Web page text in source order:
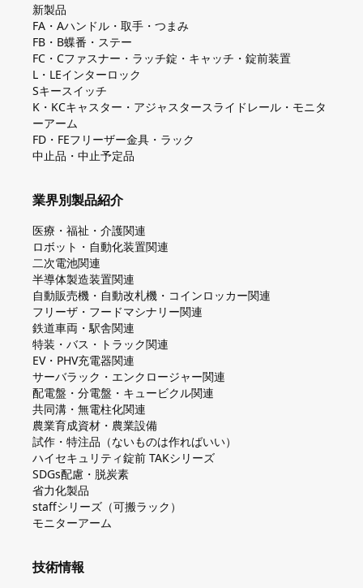
新製品
FA・Aハンドル・取手・つまみ
FB・B蝶番・ステー
FC・Cファスナー・ラッチ錠・キャッチ・錠前装置
L・LEインターロック
Sキースイッチ
K・KCキャスター・アジャスタースライドレール・モニタ
ーアーム
FD・FEフリーザー金具・ラック
中止品・中止予定品
業界別製品紹介
医療・福祉・介護関連
ロボット・自動化装置関連
二次電池関連
半導体製造装置関連
自動販売機・自動改札機・コインロッカー関連
フリーザ・フードマシナリー関連
鉄道車両・駅舎関連
特装・バス・トラック関連
EV・PHV充電器関連
サーバラック・エンクロージャー関連
配電盤・分電盤・キュービクル関連
共同溝・無電柱化関連
農業育成資材・農業設備
試作・特注品（ないものは作ればいい）
ハイセキュリティ錠前 TAKシリーズ
SDGs配慮・脱炭素
省力化製品
staffシリーズ（可搬ラック）
モニターアーム
技術情報